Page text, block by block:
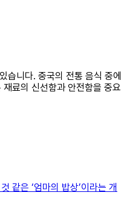
습니다. 중국의 전통 음식 중에
료의 신선함과 안전함을 중요
같은 ‘엄마의 밥상’이라는 개